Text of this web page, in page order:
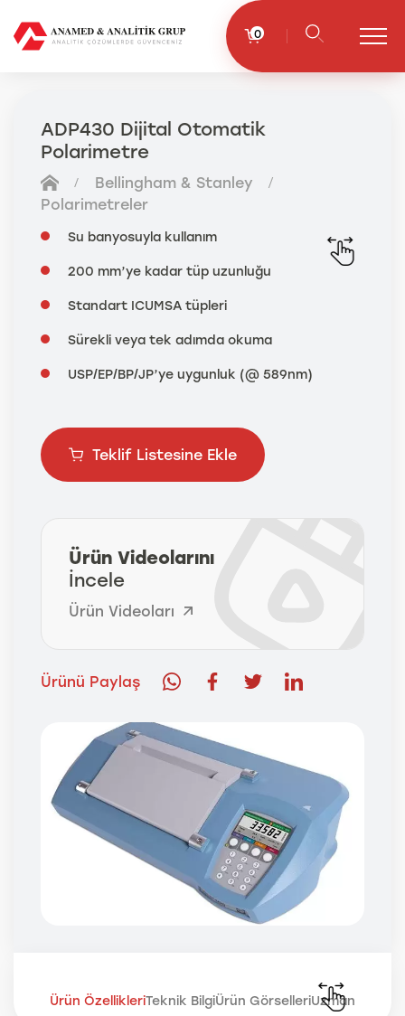
0
ADP430 Dijital Otomatik
Polarimetre
Bellingham & Stanley
Polarimetreler
Su banyosuyla kullanım
200 mm’ye kadar tüp uzunluğu
Standart ICUMSA tüpleri
Sürekli veya tek adımda okuma
USP/EP/BP/JP’ye uygunluk (@ 589nm)
Teklif Listesine Ekle
Ürün Videolarını
İncele
Ürün Videoları
Ürünü Paylaş
Ürün ÖzellikleriTeknik BilgiÜrün GörselleriUzmana Sor